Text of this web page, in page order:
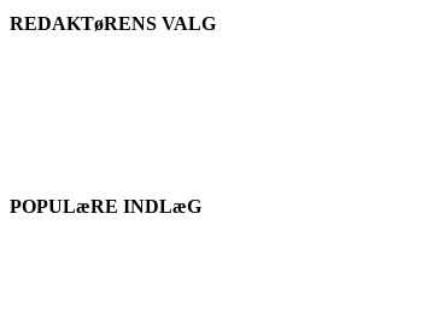
REDAKTøRENS VALG
POPULæRE INDLæG